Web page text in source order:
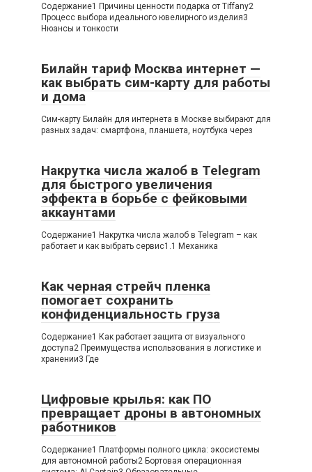
Содержание1 Причины ценности подарка от Tiffany2
Процесс выбора идеального ювелирного изделия3
Нюансы и тонкости
Билайн тариф Москва интернет —
как выбрать сим-карту для работы
и дома
Сим-карту Билайн для интернета в Москве выбирают для
разных задач: смартфона, планшета, ноутбука через
Накрутка числа жалоб в Telegram
для быстрого увеличения
эффекта в борьбе с фейковыми
аккаунтами
Содержание1 Накрутка числа жалоб в Telegram – как
работает и как выбрать сервис1.1 Механика
Как черная стрейч пленка
помогает сохранить
конфиденциальность груза
Содержание1 Как работает защита от визуального
доступа2 Преимущества использования в логистике и
хранении3 Где
Цифровые крылья: как ПО
превращает дроны в автономных
работников
Содержание1 Платформы полного цикла: экосистемы
для автономной работы2 Бортовая операционная